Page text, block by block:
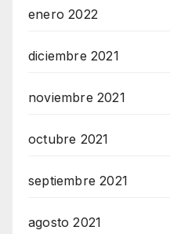
enero 2022
diciembre 2021
noviembre 2021
octubre 2021
septiembre 2021
agosto 2021